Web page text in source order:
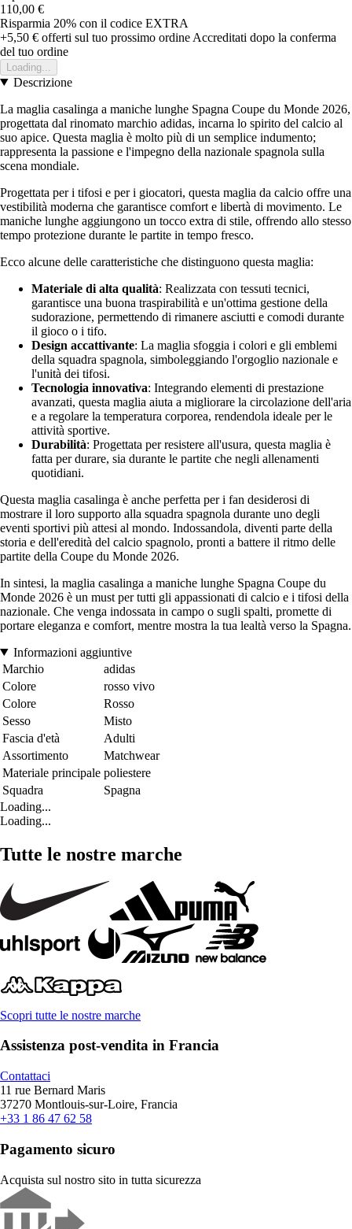
110,00 €
Risparmia 20% con il codice EXTRA
+5,50 € offerti sul tuo prossimo ordine Accreditati dopo la conferma
del tuo ordine
Loading...
Descrizione
La maglia casalinga a maniche lunghe Spagna Coupe du Monde 2026,
progettata dal rinomato marchio adidas, incarna lo spirito del calcio al
suo apice. Questa maglia è molto più di un semplice indumento;
rappresenta la passione e l'impegno della nazionale spagnola sulla
scena mondiale.
Progettata per i tifosi e per i giocatori, questa maglia da calcio offre una
vestibilità moderna che garantisce comfort e libertà di movimento. Le
maniche lunghe aggiungono un tocco extra di stile, offrendo allo stesso
tempo protezione durante le partite in tempo fresco.
Ecco alcune delle caratteristiche che distinguono questa maglia:
Materiale di alta qualità: Realizzata con tessuti tecnici,
garantisce una buona traspirabilità e un'ottima gestione della
sudorazione, permettendo di rimanere asciutti e comodi durante
il gioco o i tifo.
Design accattivante: La maglia sfoggia i colori e gli emblemi
della squadra spagnola, simboleggiando l'orgoglio nazionale e
l'unità dei tifosi.
Tecnologia innovativa: Integrando elementi di prestazione
avanzati, questa maglia aiuta a migliorare la circolazione dell'aria
e a regolare la temperatura corporea, rendendola ideale per le
attività sportive.
Durabilità: Progettata per resistere all'usura, questa maglia è
fatta per durare, sia durante le partite che negli allenamenti
quotidiani.
Questa maglia casalinga è anche perfetta per i fan desiderosi di
mostrare il loro supporto alla squadra spagnola durante uno degli
eventi sportivi più attesi al mondo. Indossandola, diventi parte della
storia e dell'eredità del calcio spagnolo, pronti a battere il ritmo delle
partite della Coupe du Monde 2026.
In sintesi, la maglia casalinga a maniche lunghe Spagna Coupe du
Monde 2026 è un must per tutti gli appassionati di calcio e i tifosi della
nazionale. Che venga indossata in campo o sugli spalti, promette di
portare eleganza e comfort, mentre mostra la tua lealtà verso la Spagna.
Informazioni aggiuntive
Marchio
adidas
Colore
rosso vivo
Colore
Rosso
Sesso
Misto
Fascia d'età
Adulti
Assortimento
Matchwear
Materiale principale poliestere
Squadra
Spagna
Loading...
Loading...
Tutte le nostre marche
Scopri tutte le nostre marche
Assistenza post-vendita in Francia
Contattaci
11 rue Bernard Maris
37270 Montlouis-sur-Loire, Francia
+33 1 86 47 62 58
Pagamento sicuro
Acquista sul nostro sito in tutta sicurezza